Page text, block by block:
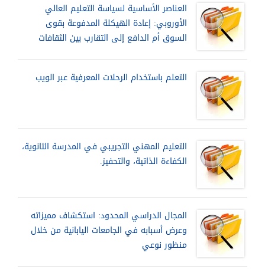
العناصر الأساسية لسياسة التعليم العالي
الأوروبي: إعادة الهيكلة المدفوعة بقوى
السوق أم الدافع إلى التقارب بين الثقافات
التعلم باستخدام الرحلات المعرفية عبر الويب
التعليم المهني التجريبي في المدرسة الثانوية،
الكفاءة الذاتية، والتحفيز.
المجال الدراسي المحدود: استكشاف مميزاته
وعرض أسبابه في الجامعات اليابانية من خلال
منظور نوعي